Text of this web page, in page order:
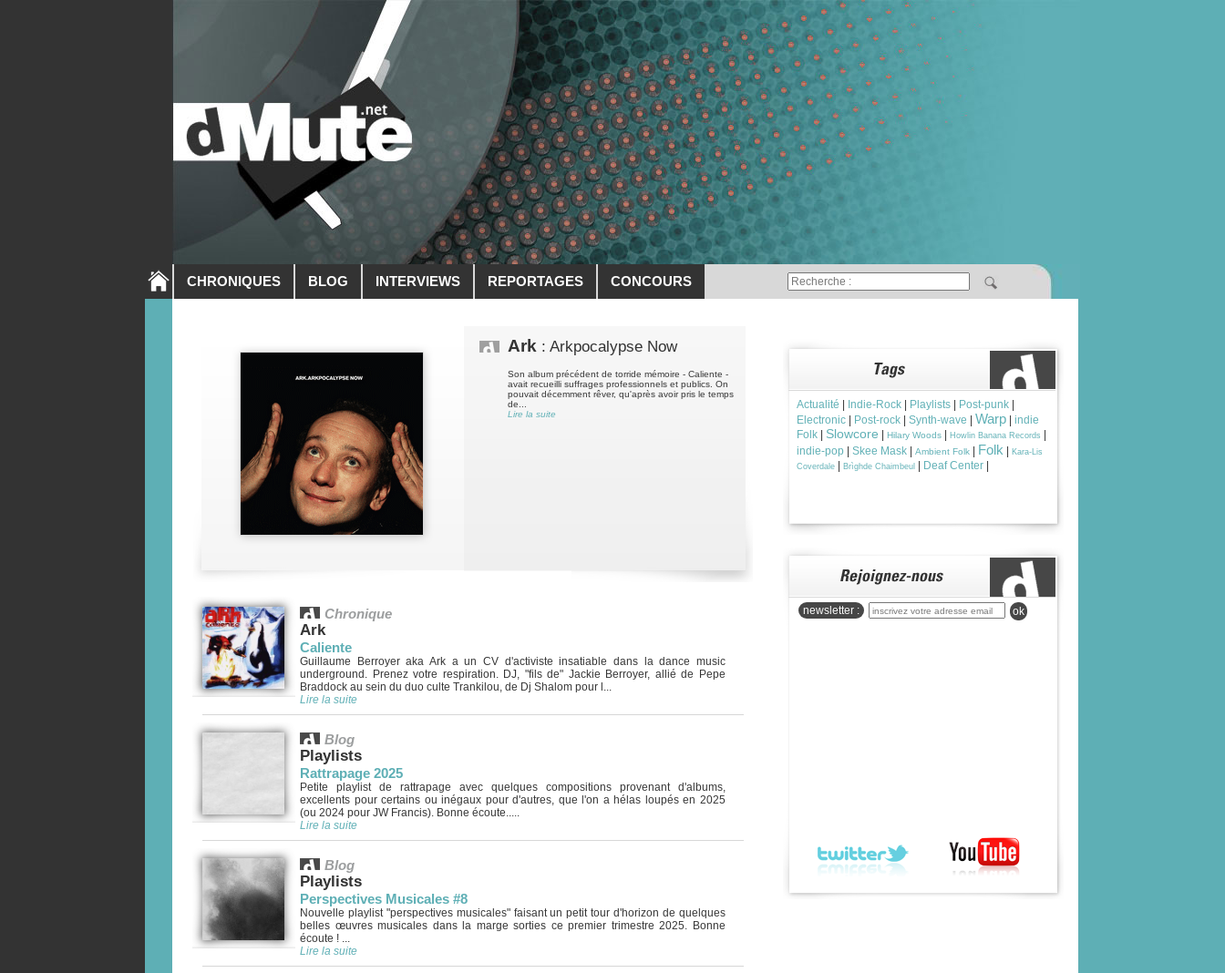
CHRONIQUES BLOG INTERVIEWS REPORTAGES CONCOURS
Ark : Arkpocalypse Now
Son album précédent de torride mémoire - Caliente -
avait recueilli suffrages professionnels et publics. On
pouvait décemment rêver, qu'après avoir pris le temps
de...
Lire la suite
Chronique
Ark
Caliente
Guillaume Berroyer aka Ark a un CV d'activiste insatiable dans la dance music
underground. Prenez votre respiration. DJ, "fils de" Jackie Berroyer, allié de Pepe
Braddock au sein du duo culte Trankilou, de Dj Shalom pour l...
Lire la suite
Blog
Playlists
Rattrapage 2025
Petite playlist de rattrapage avec quelques compositions provenant d'albums,
excellents pour certains ou inégaux pour d'autres, que l'on a hélas loupés en 2025
(ou 2024 pour JW Francis). Bonne écoute.....
Lire la suite
Blog
Playlists
Perspectives Musicales #8
Nouvelle playlist "perspectives musicales" faisant un petit tour d'horizon de quelques
belles œuvres musicales dans la marge sorties ce premier trimestre 2025. Bonne
écoute ! ...
Lire la suite
Actualité Indie-Rock Playlists Post-punk
Electronic
Post-rock Synth-wave Warp
indie
Folk
Slowcore Hilary Woods Howlin Banana Records
indie-pop
Skee Mask Ambient Folk Folk
Kara-Lis
Coverdale
Brìghde Chaimbeul Deaf Center
newsletter : ok